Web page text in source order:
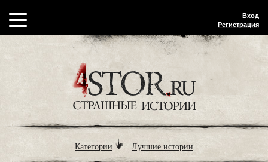
Вход
Регистрация
Категории Лучшие истории